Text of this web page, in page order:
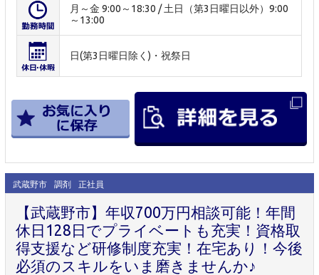
月～金 9:00～18:30 / 土日（第3日曜日以外）9:00
～13:00
日(第3日曜日除く)・祝祭日
武蔵野市 調剤 正社員
【武蔵野市】年収700万円相談可能！年間
休日128日でプライベートも充実！資格取
得支援など研修制度充実！在宅あり！今後
必須のスキルをいま磨きませんか♪